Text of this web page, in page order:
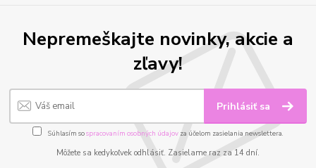
Nepremeškajte novinky, akcie a
zľavy!
Prihlásiť sa
Súhlasím sospracovaním osobných údajov za účelom zasielania newslettera.
Môžete sa kedykoľvek odhlásiť. Zasielame raz za 14 dní.